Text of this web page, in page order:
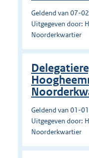
Geldend van 07-
Uitgegeven door:
Noorderkwartier
Geldend van 01-
Uitgegeven door:
Noorderkwartier